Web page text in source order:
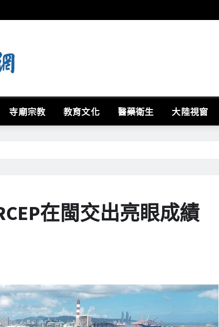
寺廟宗教 教育文化 醫藥衛生 大陸視窗
在閩交出亮眼成績